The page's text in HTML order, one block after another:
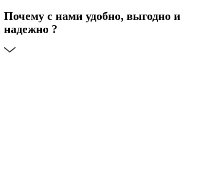
Почему с нами удобно, выгодно и
надежно ?